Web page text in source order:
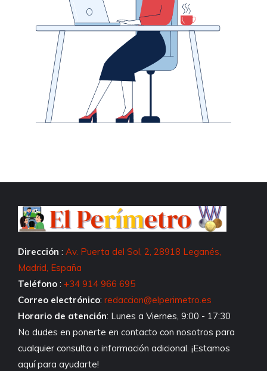
Dirección : Av. Puerta del Sol, 2, 28918 Leganés,
Madrid, España
Teléfono : +34 914 966 695
Correo electrónico: redaccion@elperimetro.es
Horario de atención: Lunes a Viernes, 9:00 - 17:30
No dudes en ponerte en contacto con nosotros para
cualquier consulta o información adicional. ¡Estamos
aquí para ayudarte!